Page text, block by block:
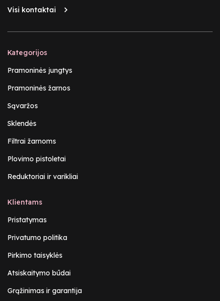
Visi kontaktai
Kategorijos
Pramoninės jungtys
Pramoninės žarnos
Sąvaržos
Sklendės
Filtrai žarnoms
Plovimo pistoletai
Reduktoriai ir varikliai
Klientams
Pristatymas
Privatumo politika
Pirkimo taisyklės
Atsiskaitymo būdai
Grąžinimas ir garantija